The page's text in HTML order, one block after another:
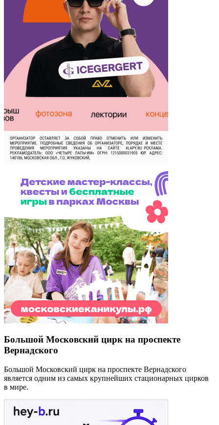
Большой Московский цирк на проспекте
Вернадского
Большой Московский цирк на проспекте Вернадского
является одним из самых крупнейших стационарных цирков
в мире.